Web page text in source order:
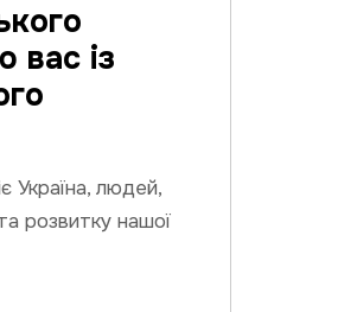
вас із
Україна, людей,
розвитку нашої